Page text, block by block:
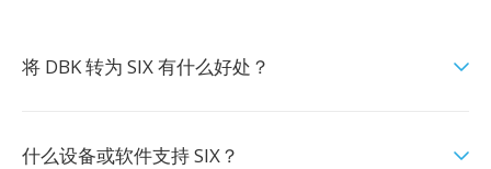
将 DBK 转为 SIX 有什么好处？
什么设备或软件支持 SIX？